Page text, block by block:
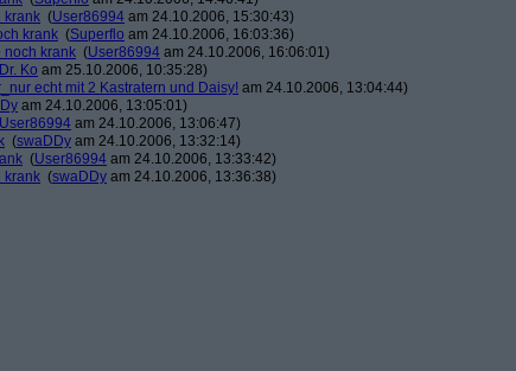
krank (User86994 am 24.10.2006, 15:30:43)
krank (Superflo am 24.10.2006, 16:03:36)
noch krank (User86994 am 24.10.2006, 16:06:01)
Dr. Ko am 25.10.2006, 10:35:28)
echt mit 2 Kastratern und Daisy! am 24.10.2006, 13:04:44)
am 24.10.2006, 13:05:01)
User86994 am 24.10.2006, 13:06:47)
(swaDDy am 24.10.2006, 13:32:14)
(User86994 am 24.10.2006, 13:33:42)
krank (swaDDy am 24.10.2006, 13:36:38)